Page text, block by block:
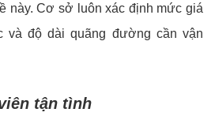
này. Cơ sở luôn xác định mức giá
và độ dài quãng đường cần vận
tận tình